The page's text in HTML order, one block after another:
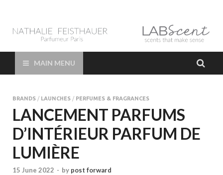
LAB Scent – Nathalie
Feisthauer –
Parfumeur Créateur
Paris – Fine
Fragrances Bespoke
Perfumer
Parfums de Niche et Sur Mesure – Nez – Nose – Niche and bespoke
Perfume – Nathalie Feisthauer – LAB Scent
MAIN MENU
BRANDS / LAUNCHES / PERFUMES & FRAGRANCES
LANCEMENT PARFUMS
D’INTÉRIEUR PARFUM DE
LUMIÈRE
15 June 2022 - by post forward